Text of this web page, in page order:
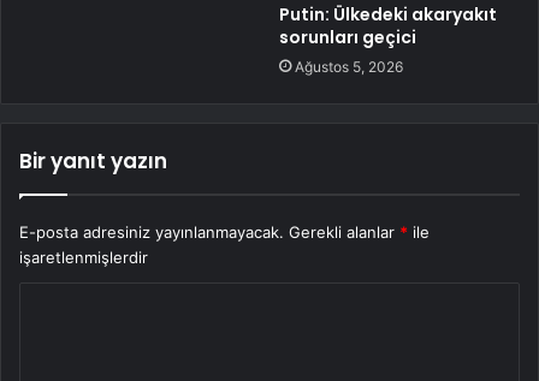
Putin: Ülkedeki akaryakıt
sorunları geçici
Ağustos 5, 2026
Bir yanıt yazın
E-posta adresiniz yayınlanmayacak. Gerekli alanlar * ile
işaretlenmişlerdir